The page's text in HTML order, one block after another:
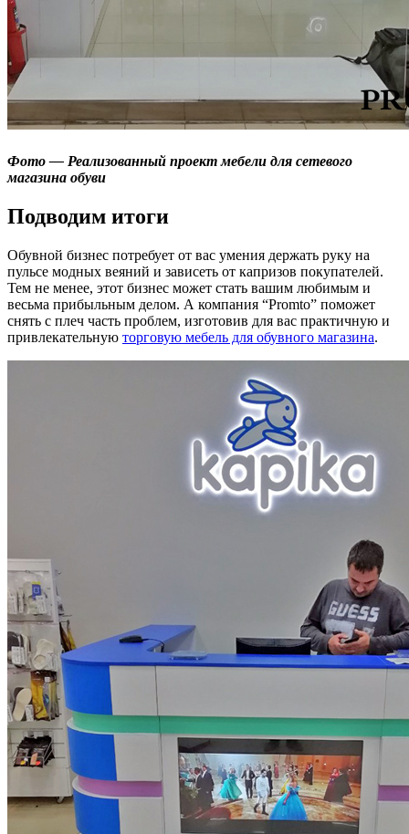
Фото — Реализованный проект мебели для сетевого
магазина обуви
Подводим итоги
Обувной бизнес потребует от вас умения держать руку на
пульсе модных веяний и зависеть от капризов покупателей.
Тем не менее, этот бизнес может стать вашим любимым и
весьма прибыльным делом. А компания “Promto” поможет
снять с плеч часть проблем, изготовив для вас практичную и
привлекательную торговую мебель для обувного магазина.